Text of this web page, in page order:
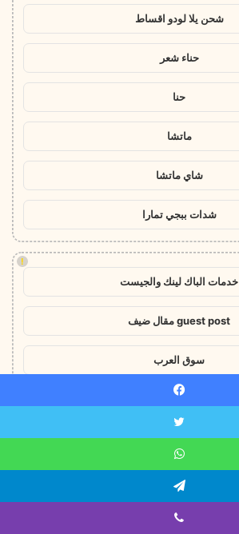
شحن يلا لودو اقساط
حناء شعر
حنا
ماتشا
شاي ماتشا
شدات ببجي تمارا
!
خدمات الباك لينك والجيست
guest post مقال ضيف
سوق العرب
سوق التاريخ
باك لينك باقة 20
اعلانات الباك لينك
أقوى باقة باك لينك